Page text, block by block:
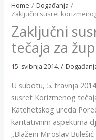
Home
Događanja
Zaključni susret
Zaključni
tečaja za
15. svibnja 2014./
U subotu, 5. travnja
susret Korizmenog
Katehetskog ureda
karitativnim aspektima
„Blaženi Miroslav